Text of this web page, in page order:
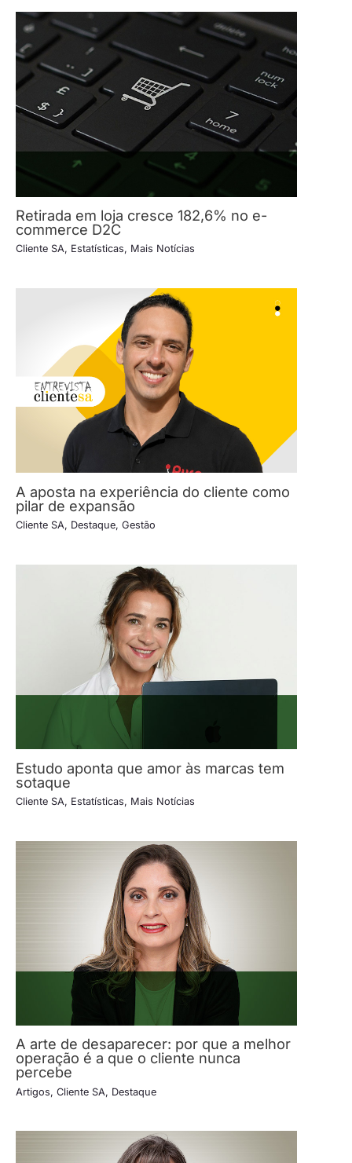
Retirada em loja cresce 182,6% no e-
commerce D2C
Cliente SA, Estatísticas, Mais Notícias
A aposta na experiência do cliente como
pilar de expansão
Cliente SA, Destaque, Gestão
Estudo aponta que amor às marcas tem
sotaque
Cliente SA, Estatísticas, Mais Notícias
A arte de desaparecer: por que a melhor
operação é a que o cliente nunca
percebe
Artigos, Cliente SA, Destaque